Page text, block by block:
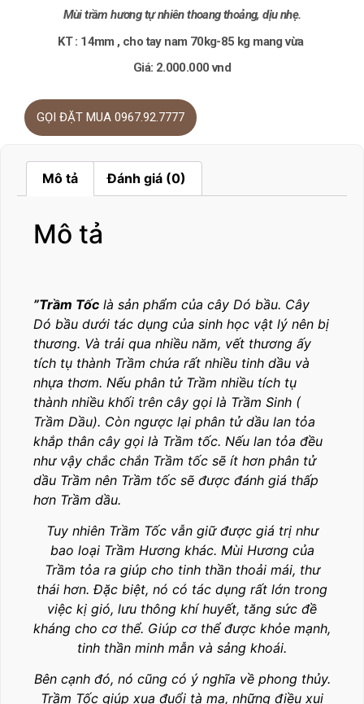
Mùi trầm hương tự nhiên thoang thoảng, dịu nhẹ.
KT : 14mm , cho tay nam 70kg-85 kg mang vừa
Giá: 2.000.000 vnd
GỌI ĐẶT MUA 0967.92.7777
Mô tả Đánh giá (0)
Mô tả
”Trầm Tốc là sản phẩm của cây Dó bầu. Cây
Dó bầu dưới tác dụng của sinh học vật lý nên bị
thương. Và trải qua nhiều năm, vết thương ấy
tích tụ thành Trầm chứa rất nhiều tinh dầu và
nhựa thơm. Nếu phân tử Trầm nhiều tích tụ
thành nhiều khối trên cây gọi là Trầm Sinh (
Trầm Dầu). Còn ngược lại phân tử dầu lan tỏa
khắp thân cây gọi là Trầm tốc. Nếu lan tỏa đều
như vậy chắc chắn Trầm tốc sẽ ít hơn phân tử
dầu Trầm nên Trầm tốc sẽ được đánh giá thấp
hơn Trầm dầu.
Tuy nhiên Trầm Tốc vẫn giữ được giá trị như
bao loại Trầm Hương khác. Mùi Hương của
Trầm tỏa ra giúp cho tinh thần thoải mái, thư
thái hơn. Đặc biệt, nó có tác dụng rất lớn trong
việc kị gió, lưu thông khí huyết, tăng sức đề
kháng cho cơ thể. Giúp cơ thể được khỏe mạnh,
tinh thần minh mẫn và sảng khoái.
Bên cạnh đó, nó cũng có ý nghĩa về phong thủy.
Trầm Tốc giúp xua đuổi tà ma, những điều xui